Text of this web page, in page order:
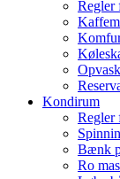
Regler
Kondirum
Regler
Bænk
Ro